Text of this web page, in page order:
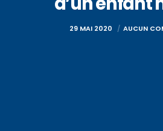
29 MAI 2020 AUCUN